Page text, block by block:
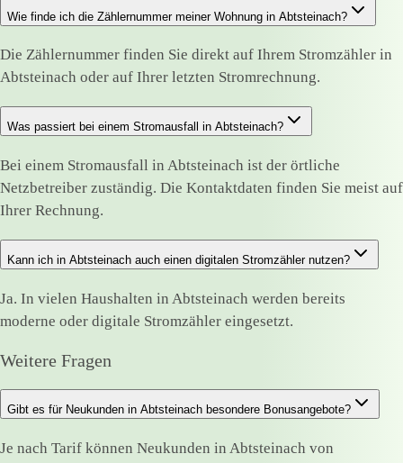
Wie finde ich die Zählernummer meiner Wohnung in Abtsteinach?
Die Zählernummer finden Sie direkt auf Ihrem Stromzähler in
Abtsteinach oder auf Ihrer letzten Stromrechnung.
Was passiert bei einem Stromausfall in Abtsteinach?
Bei einem Stromausfall in Abtsteinach ist der örtliche
Netzbetreiber zuständig. Die Kontaktdaten finden Sie meist auf
Ihrer Rechnung.
Kann ich in Abtsteinach auch einen digitalen Stromzähler nutzen?
Ja. In vielen Haushalten in Abtsteinach werden bereits
moderne oder digitale Stromzähler eingesetzt.
Weitere Fragen
Gibt es für Neukunden in Abtsteinach besondere Bonusangebote?
Je nach Tarif können Neukunden in Abtsteinach von